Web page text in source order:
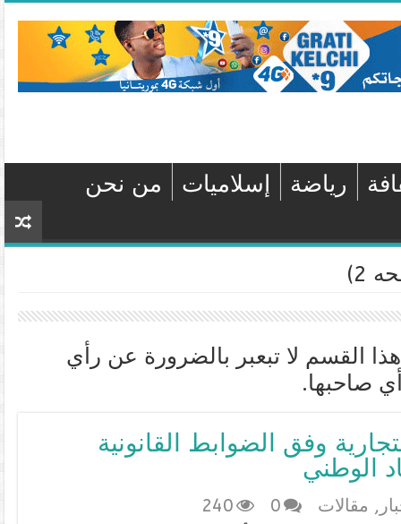
رياضة إسلاميات من نحن
2)
القسم لا تبعبر بالضرورة عن رأي
صاحبها.
وفق الضوابط القانونية
الوطني
, مقالات 0
240